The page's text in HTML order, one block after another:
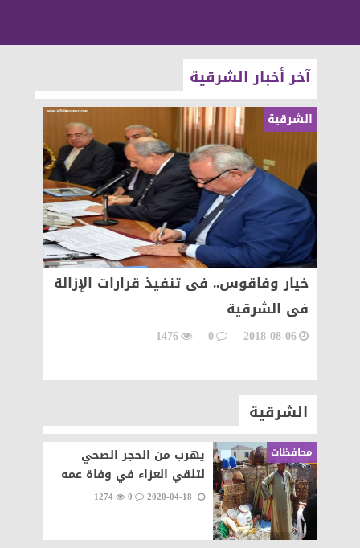
آخر أخبار الشرقية
الشرقية
خيار وفاقوس.. فى تنفيذ قرارات الإزالة
فى الشرقية
2018-08-06
0
1476
الشرقية
محافظات
يهرب من الحجر الصحي
لتلقي العزاء في وفاة عمه
0
1274